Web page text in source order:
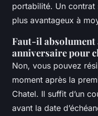
portabilité. Un contrat
plus avantageux à
Faut-il absolument
anniversaire pour
Non, vous pouvez
moment après la
Chatel. Il suffit d’un
avant la date